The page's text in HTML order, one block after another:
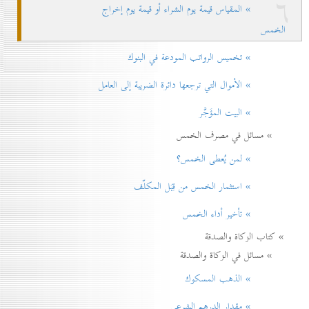
» المقياس قيمة يوم الشراء أو قيمة يوم إخراج
الخمس
» تخميس الرواتب المودعة في البنوك
» الأموال التي ترجعها دائرة الضريبة إلی العامل
» البيت المؤَجَّر
» مسائل في مصرف الخمس
» لمن يُعطی الخمس؟
» استثمار الخمس من قِبَل المكلّف
» تأخير أداء الخمس
» كتاب الزكاة والصدقة
» مسائل في الزكاة والصدقة
» الذهب المسكوك